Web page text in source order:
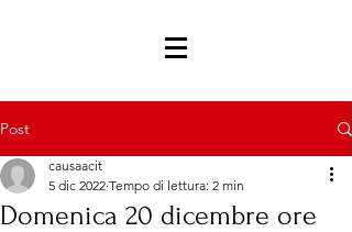
Post
Domenica 20 dicembre ore
causaacit
5 dic 2022 Tempo di lettura: 2 min